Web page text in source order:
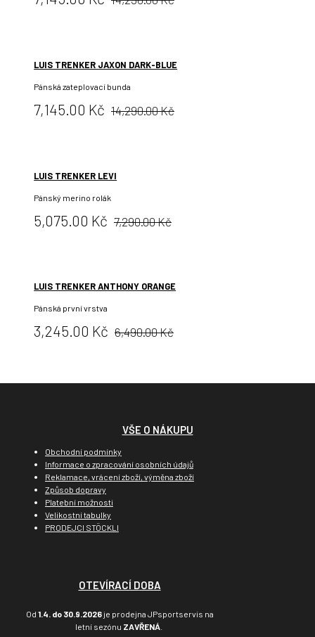
LUIS TRENKER JAXON DARK-BLUE
Pánská zateplovací bunda
Cena:
7,145.00 Kč Původní
14,290.00 Kč
LUIS TRENKER LEVI
Pánský merino rolák
Cena:
5,075.00 Kč Původní
7,290.00 Kč
LUIS TRENKER ANTHONY ORANGE
Pánská první vrstva
Cena:
3,245.00 Kč Původní
6,490.00 Kč
VŠE O NÁKUPU
Obchodní podmínky
Informace o zpracování osobních údajů
Reklamace, vrácení zboží, výměna zboží
Způsob dopravy
Platební možnosti
Velikostní tabulky
PRODEJCI STÖCKLI
OTEVÍRACÍ DOBA
Od 1.4. do 30.9.2026je prodejna JPsportservis na
letní sezónu ZAVŘENÁ